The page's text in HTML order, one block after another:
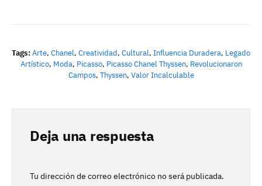
Tags:Arte, Chanel, Creatividad, Cultural, Influencia Duradera, Legado
Artístico, Moda, Picasso, Picasso Chanel Thyssen, Revolucionaron
Campos, Thyssen, Valor Incalculable
Deja una respuesta
Tu dirección de correo electrónico no será publicada.